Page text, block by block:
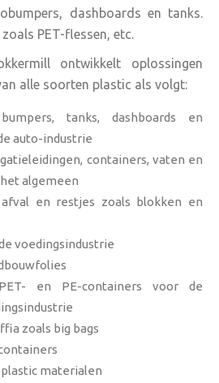
dashboards en tanks.
PET-flessen, etc.
ontwikkelt oplossingen
alle soorten plastic als volgt:
tanks, dashboards en
auto-industrie
containers, vaten en
algemeen
en restjes zoals blokken en
voedingsindustrie
en PE-containers voor de
zoals big bags
materialen